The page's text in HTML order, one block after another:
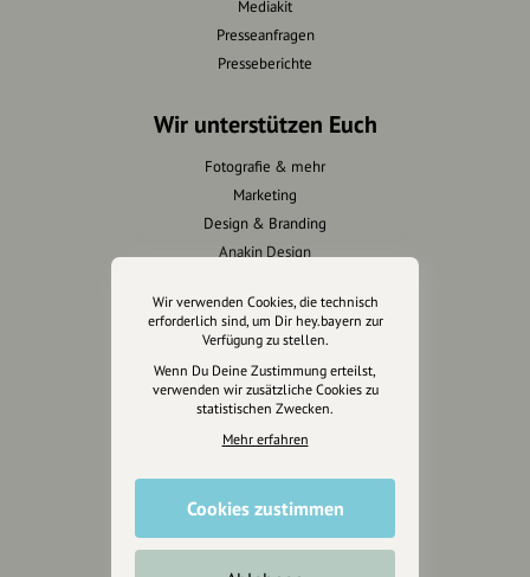
Mediakit
Presseanfragen
Presseberichte
Wir unterstützen Euch
Fotografie & mehr
Marketing
Design & Branding
Anakin Design
Unterstütze
unsere Plattform
hey.bayern ist ein Projekt von
für alle, die uns besuchen
wollen.
Wir verwenden Cookies, die technisch
erforderlich sind, um Dir hey.bayern zur
Verfügung zu stellen.
Wenn Du Deine Zustimmung erteilst,
verwenden wir zusätzliche Cookies zu
statistischen Zwecken.
Mehr erfahren
Cookies zustimmen